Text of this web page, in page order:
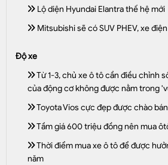
Lộ diện Hyundai Elantra thế hệ mới
Mitsubishi sẽ có SUV PHEV, xe
Độ xe
Từ 1-3, chủ xe ô tô cần điều chỉnh
của động cơ không được nằm trong
Toyota Vios cực đẹp được chào
Tầm giá 600 triệu đồng nên mua
Thời điểm mua xe ô tô để được
năm